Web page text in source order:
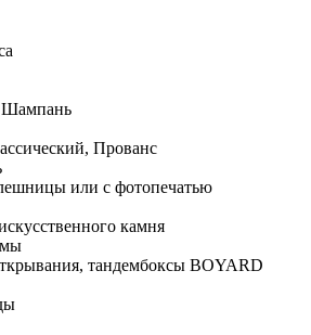
Шампань
Прованс
или с фотопечатью
камня
тандембоксы BOYARD